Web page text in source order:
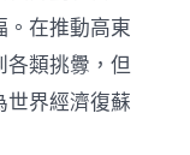
。在推動高東
各類挑釁，但
世界經濟復蘇